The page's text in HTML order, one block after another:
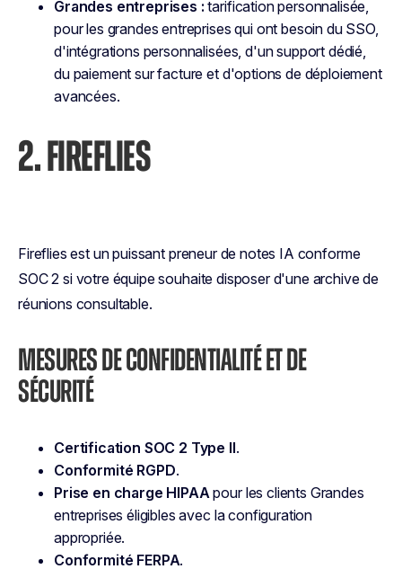
Grandes entreprises : tarification personnalisée,
pour les grandes entreprises qui ont besoin du SSO,
d'intégrations personnalisées, d'un support dédié,
du paiement sur facture et d'options de déploiement
avancées.
2. FIREFLIES
Fireflies est un puissant preneur de notes IA conforme
SOC 2 si votre équipe souhaite disposer d'une archive de
réunions consultable.
MESURES DE CONFIDENTIALITÉ ET DE
SÉCURITÉ
Certification SOC 2 Type II.
Conformité RGPD.
Prise en charge HIPAApour les clients Grandes
entreprises éligibles avec la configuration
appropriée.
Conformité FERPA.